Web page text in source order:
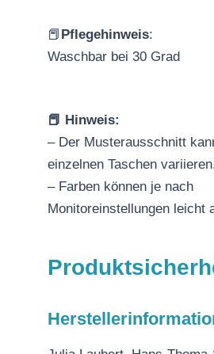
📕 Pflegehinweis:
Waschbar bei 30 Grad
📕 Hinweis:
– Der Musterausschnitt
einzelnen Taschen
– Farben können je nach
Monitoreinstellungen leicht